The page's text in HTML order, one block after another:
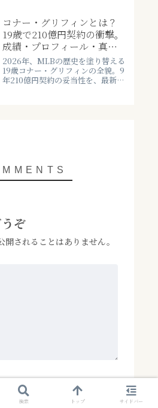
成績、冷静沈着なパーソナリティ
まで、日本のファン向けに詳しく
解説します。
コナー・グリフィンとは？
19歳で210億円契約の衝撃。
成績・プロフィール・真面
目なパーソナリティを徹底
解説
2026年、MLBの歴史を塗り替える
19歳コナー・グリフィンの全貌。9
年210億円契約の妥当性を、最新の
ぞ
開されることはありません。
検索 トップ サイドバー